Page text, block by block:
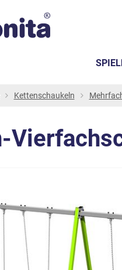
Kettenschaukeln